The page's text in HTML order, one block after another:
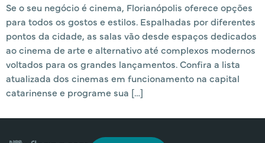
Se o seu negócio é cinema, Florianópolis oferece opções
para todos os gostos e estilos. Espalhadas por diferentes
pontos da cidade, as salas vão desde espaços dedicados
ao cinema de arte e alternativo até complexos modernos
voltados para os grandes lançamentos. Confira a lista
atualizada dos cinemas em funcionamento na capital
catarinense e programe sua […]